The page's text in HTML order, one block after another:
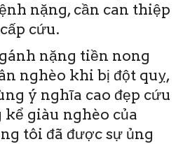
nặng, cần can thiệp
cứu.
nặng tiền nong
nghèo khi bị đột quỵ,
ý nghĩa cao đẹp cứu
giàu nghèo của
tôi đã được sự ủng